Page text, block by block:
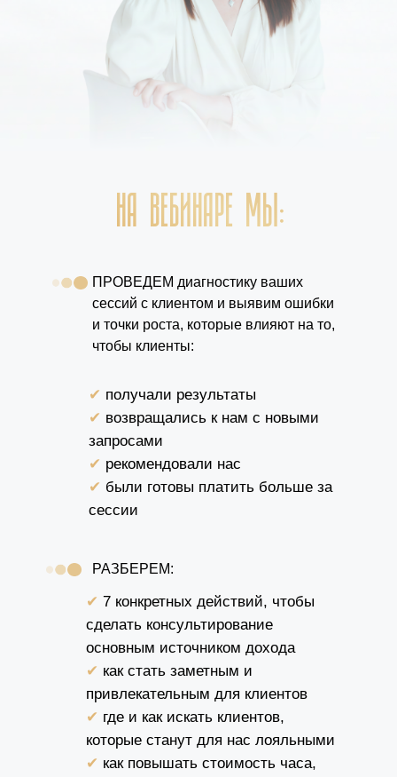
ПРОВЕДЕМ диагностику ваших
сессий с клиентом и выявим ошибки
и точки роста, которые влияют на то,
чтобы клиенты:
НА ВЕБИНАРЕ МЫ:
РАЗБЕРЕМ:
✔ получали результаты
✔ возвращались к нам с новыми
запросами
✔ рекомендовали нас
✔ были готовы платить больше за
сессии
✔ 7 конкретных действий, чтобы
сделать консультирование
основным источником дохода
✔ как стать заметным и
привлекательным для клиентов
✔ где и как искать клиентов,
которые станут для нас лояльными
✔ как повышать стоимость часа,